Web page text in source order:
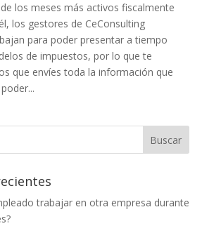
los meses más activos fiscalmente
los gestores de CeConsulting
para poder presentar a tiempo
de impuestos, por lo que te
que envíes toda la información que
trabajar en otra empresa durante